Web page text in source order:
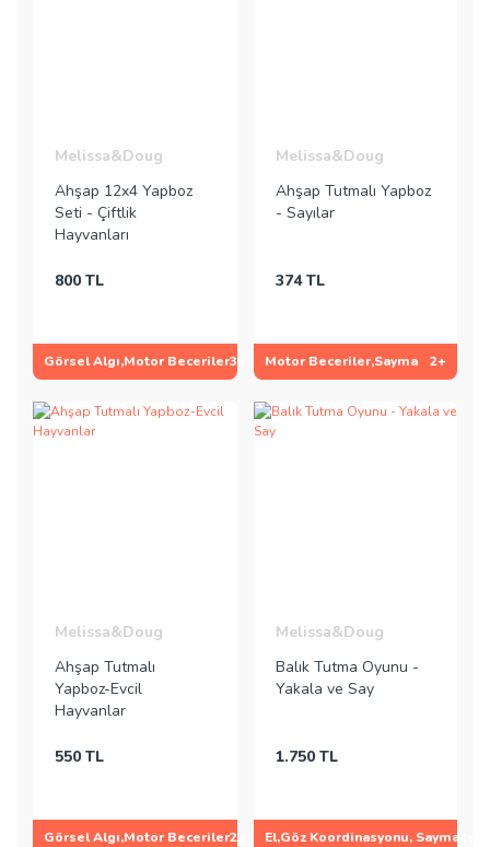
Melissa&Doug
Ahşap 12x4 Yapboz
Seti - Çiftlik
Hayvanları
800 TL
Görsel Algı,Motor Beceriler3+
Melissa&Doug
Ahşap Tutmalı Yapboz
- Sayılar
374 TL
Motor Beceriler,Sayma 2+
Melissa&Doug
Ahşap Tutmalı
Yapboz-Evcil
Hayvanlar
550 TL
Görsel Algı,Motor Beceriler2+
Melissa&Doug
Balık Tutma Oyunu -
Yakala ve Say
1.750 TL
El,Göz Koordinasyonu, Sayma